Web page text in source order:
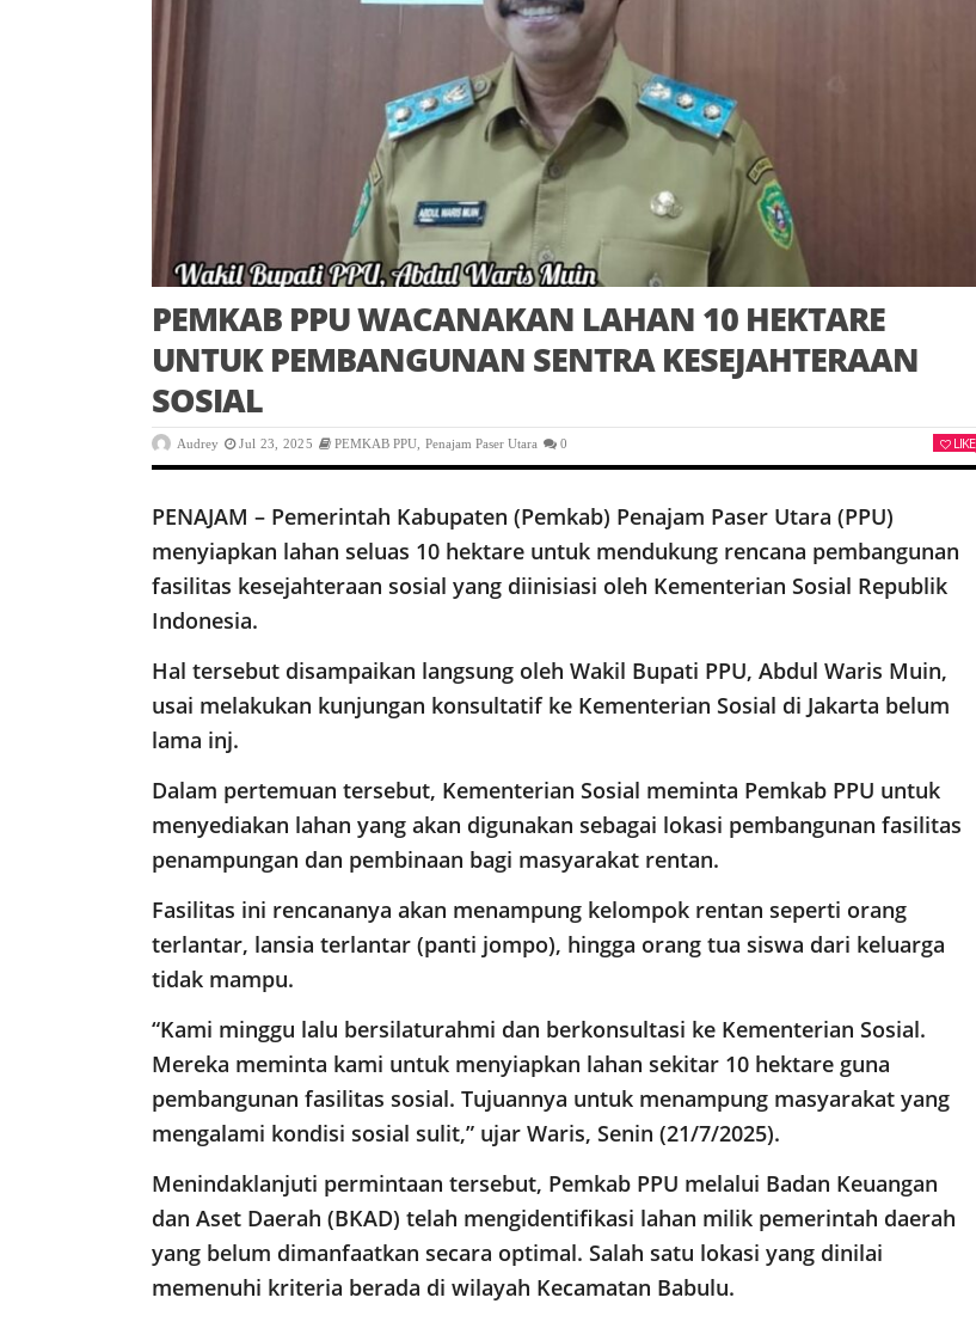
PEMKAB PPU WACANAKAN LAHAN 10 HEKTARE
UNTUK PEMBANGUNAN SENTRA KESEJAHTERAAN
SOSIAL
Audrey Jul 23, 2025 PEMKAB PPU Penajam Paser Utara 0 LIKE
PENAJAM – Pemerintah Kabupaten (Pemkab) Penajam Paser Utara (PPU)
menyiapkan lahan seluas 10 hektare untuk mendukung rencana pembangunan
fasilitas kesejahteraan sosial yang diinisiasi oleh Kementerian Sosial Republik
Indonesia.
Hal tersebut disampaikan langsung oleh Wakil Bupati PPU, Abdul Waris Muin,
usai melakukan kunjungan konsultatif ke Kementerian Sosial di Jakarta belum
lama inj.
Dalam pertemuan tersebut, Kementerian Sosial meminta Pemkab PPU untuk
menyediakan lahan yang akan digunakan sebagai lokasi pembangunan fasilitas
penampungan dan pembinaan bagi masyarakat rentan.
Fasilitas ini rencananya akan menampung kelompok rentan seperti orang
terlantar, lansia terlantar (panti jompo), hingga orang tua siswa dari keluarga
tidak mampu.
“Kami minggu lalu bersilaturahmi dan berkonsultasi ke Kementerian Sosial.
Mereka meminta kami untuk menyiapkan lahan sekitar 10 hektare guna
pembangunan fasilitas sosial. Tujuannya untuk menampung masyarakat yang
mengalami kondisi sosial sulit,” ujar Waris, Senin (21/7/2025).
Menindaklanjuti permintaan tersebut, Pemkab PPU melalui Badan Keuangan
dan Aset Daerah (BKAD) telah mengidentifikasi lahan milik pemerintah daerah
yang belum dimanfaatkan secara optimal. Salah satu lokasi yang dinilai
memenuhi kriteria berada di wilayah Kecamatan Babulu.